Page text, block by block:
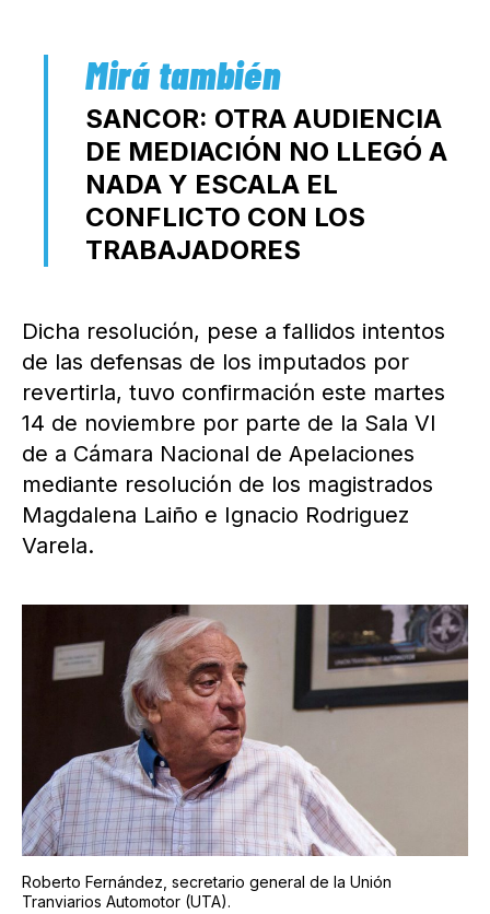
SANCOR: OTRA AUDIENCIA
DE MEDIACIÓN NO LLEGÓ A
NADA Y ESCALA EL
CONFLICTO CON LOS
TRABAJADORES
Dicha resolución, pese a fallidos intentos
de las defensas de los imputados por
revertirla, tuvo confirmación este martes
14 de noviembre por parte de la Sala VI
de a Cámara Nacional de Apelaciones
mediante resolución de los magistrados
Magdalena Laiño e Ignacio Rodriguez
Varela.
Roberto Fernández, secretario general de la Unión
Tranviarios Automotor (UTA).